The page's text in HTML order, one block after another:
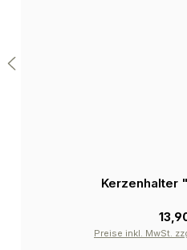
Kerzenhalter
Preise inkl. MwSt.